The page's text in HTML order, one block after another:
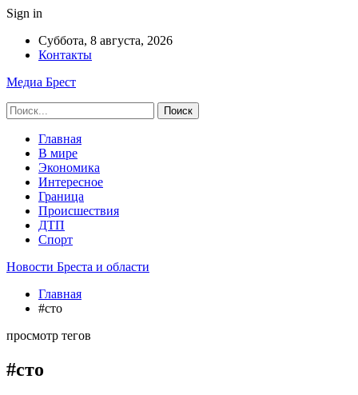
Sign in
Суббота, 8 августа, 2026
Контакты
Медиа Брест
Главная
В мире
Экономика
Интересное
Граница
Происшествия
ДТП
Спорт
Новости Бреста и области
Главная
#сто
просмотр тегов
#сто